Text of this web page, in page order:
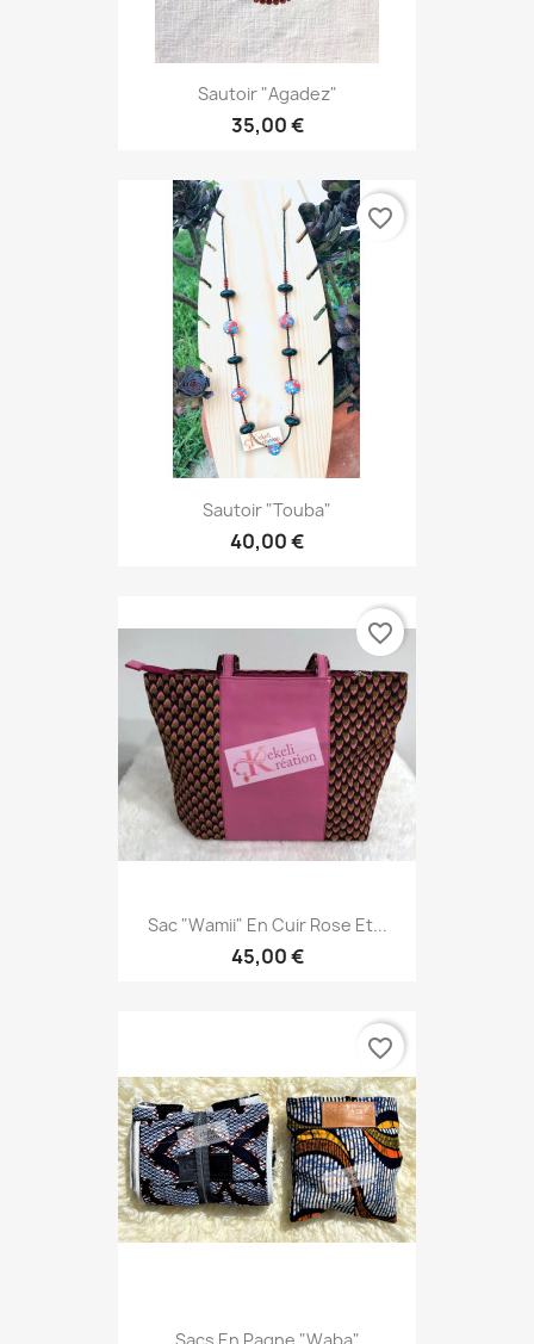
Sautoir "Agadez"
35,00 €
Sautoir "Touba"
40,00 €
favorite_border
Sac "Wamii" En Cuir Rose Et...
45,00 €
favorite_border
favorite_border